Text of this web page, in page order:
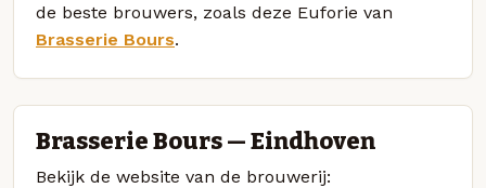
de beste brouwers, zoals deze Euforie van
Brasserie Bours.
Brasserie Bours — Eindhoven
Bekijk de website van de brouwerij: